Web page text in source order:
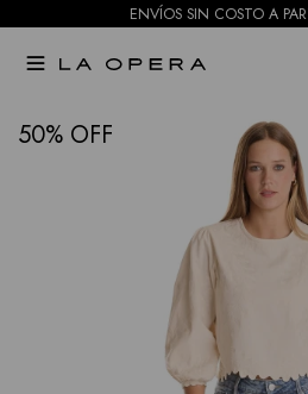
ENVÍOS SIN COSTO A

50